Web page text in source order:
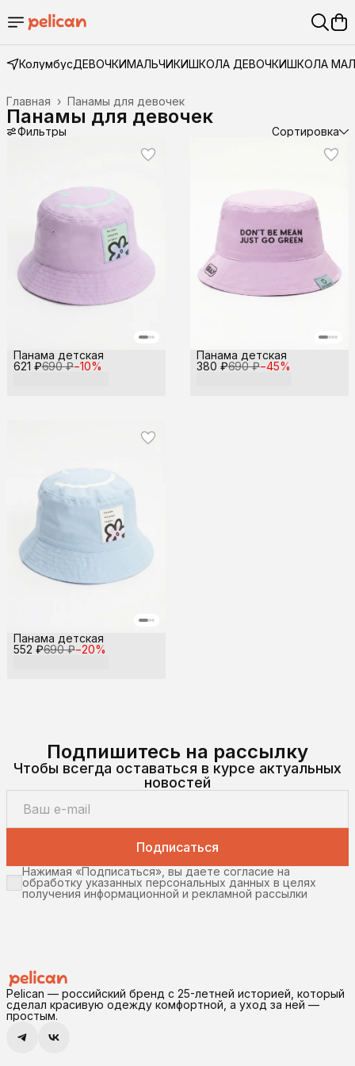
КолумбусДЕВОЧКИМАЛЬЧИКИШКОЛА ДЕВОЧКИШКОЛА
Панамы для девочек
Главная ›
Панамы для девочек
Фильтры Сортировка
621 ₽690 ₽−10%
Панама детская
380 ₽690 ₽−45%
Панама детская
552 ₽690 ₽−20%
Панама детская
Подпишитесь на рассылку
Чтобы всегда оставаться в курсе актуальных
новостей
Подписаться
Нажимая «Подписаться», вы даете согласие на
обработку указанных персональных данных в целях
получения информационной и рекламной рассылки
Pelican — российский бренд с 25-летней историей, который
сделал красивую одежду комфортной, а уход за ней —
простым.